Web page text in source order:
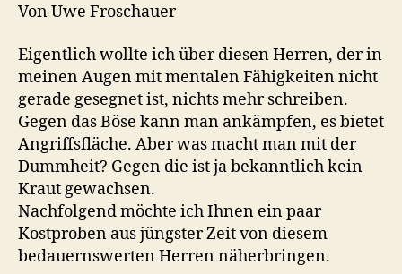
Von Uwe Froschauer
Eigentlich wollte ich über diesen Herren, der in
meinen Augen mit mentalen Fähigkeiten nicht
gerade gesegnet ist, nichts mehr schreiben.
Gegen das Böse kann man ankämpfen, es bietet
Angriffsfläche. Aber was macht man mit der
Dummheit? Gegen die ist ja bekanntlich kein
Kraut gewachsen.
Nachfolgend möchte ich Ihnen ein paar
Kostproben aus jüngster Zeit von diesem
bedauernswerten Herren näherbringen.